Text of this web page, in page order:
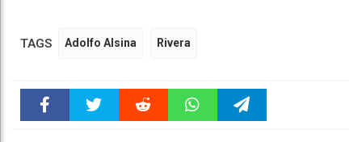
TAGS Adolfo Alsina Rivera